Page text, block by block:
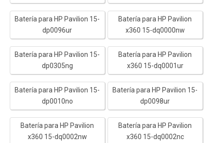
Batería para HP Pavilion 15-
dp0096ur
Batería para HP Pavilion
x360 15-dq0000nw
Batería para HP Pavilion 15-
dp0305ng
Batería para HP Pavilion
x360 15-dq0001ur
Batería para HP Pavilion 15-
dp0010no
Batería para HP Pavilion 15-
dp0098ur
Batería para HP Pavilion
x360 15-dq0002nw
Batería para HP Pavilion
x360 15-dq0002nc